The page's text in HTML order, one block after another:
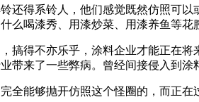
得系铃人，他们感觉既然仿照可以
喝漆秀、用漆炒菜、用漆养鱼等花
得不亦乐乎，涂料企业才能正在将
带来了一些弊病。曾经间接侵入到涂
能够抛开仿照这个怪圈的，而正在